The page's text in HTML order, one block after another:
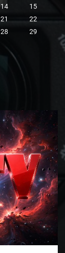
14
15
21
22
28
29